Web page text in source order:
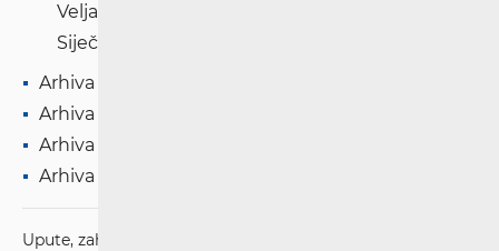
Veljača '21
Siječanj '21
Arhiva '20
Arhiva '19
Arhiva '18
Arhiva '17
Upute, zahtjevi i obrasci